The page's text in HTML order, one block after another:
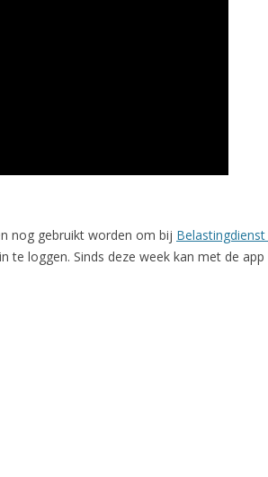
nog gebruikt worden om bij
in te loggen. Sinds deze week kan met de